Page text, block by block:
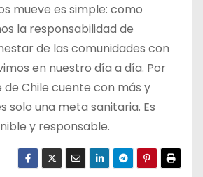
mueve es simple: como
la responsabilidad de
de las comunidades con
en nuestro día a día. Por
de Chile cuente con más y
solo una meta sanitaria. Es
y responsable.